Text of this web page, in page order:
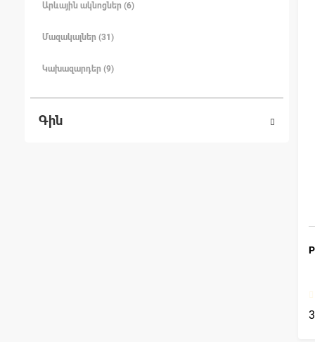
Արևային ակնոցներ (6)
Մազակալներ (31)
Կախազարդեր (9)
Գին